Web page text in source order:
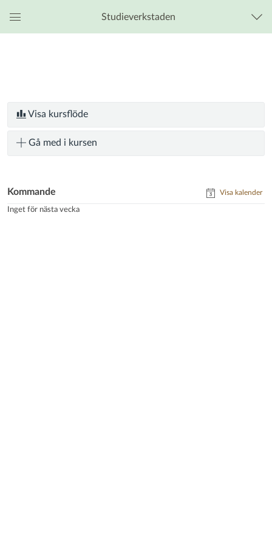
Studieverkstaden
Visa kursflöde
Gå med i kursen
Kommande Visa kalender
Inget för nästa vecka